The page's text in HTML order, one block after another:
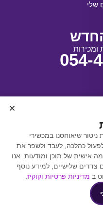
שלי
ומכירות
054-
ניטור שיאוחסנו במכשירי
כהלכה, לעבד ולשפר את
אישית של תוכן ומודעות. אנו
שלישיים, למידע נוסף
ב מדיניות פרטיות וקוקיז